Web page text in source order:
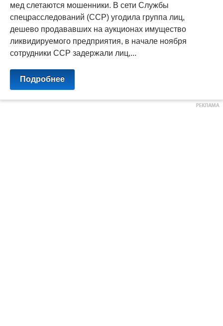
мед слетаются мошенники. В сети Службы
спецрасследований (ССР) угодила группа лиц,
дешево продававших на аукционах имущество
ликвидируемого предприятия, в начале ноября
сотрудники ССР задержали лиц,...
Подробнее